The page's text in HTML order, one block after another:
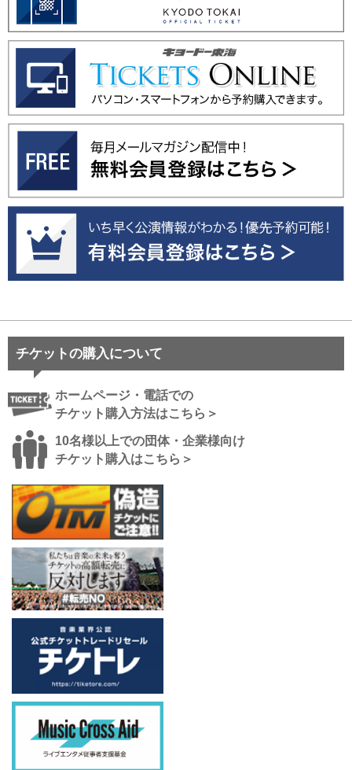
チケットの購入について
ホームページ・電話での
チケット購入方法はこちら＞
10名様以上での団体・企業様向け
チケット購入はこちら＞